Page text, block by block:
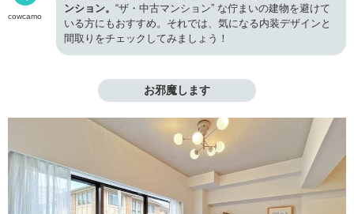
cowcamo
ンション。 “ザ・中古マンション” な佇まいの建物を避けて
いる方にもおすすめ。それでは、気になる内装デザインと
間取りをチェックしてみましょう！
お邪魔します